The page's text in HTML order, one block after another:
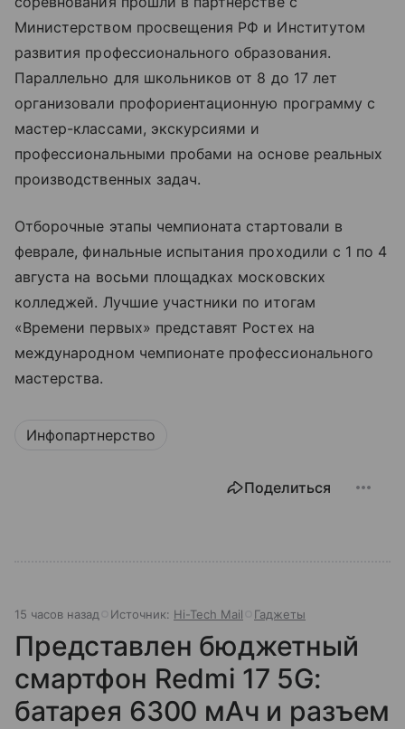
Министерством просвещения РФ и Институтом
развития профессионального образования.
Параллельно для школьников от 8 до 17 лет
организовали профориентационную программу с
мастер-классами, экскурсиями и
профессиональными пробами на основе реальных
производственных задач.
Отборочные этапы чемпионата стартовали в
феврале, финальные испытания проходили с 1 по 4
августа на восьми площадках московских
колледжей. Лучшие участники по итогам
«Времени первых» представят Ростех на
международном чемпионате профессионального
мастерства.
Инфопартнерство
Поделиться
15 часов назад Источник: Hi-Tech Mail Гаджеты
Представлен бюджетный
смартфон Redmi 17 5G:
батарея 6300 мАч и разъем